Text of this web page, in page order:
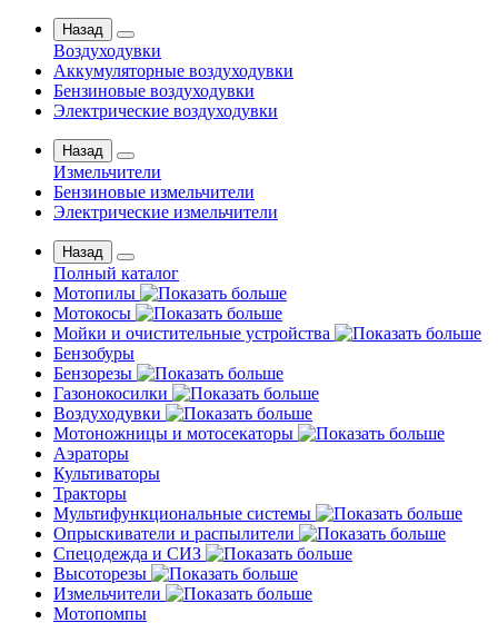
Назад
Воздуходувки
Аккумуляторные воздуходувки
Бензиновые воздуходувки
Электрические воздуходувки
Назад
Измельчители
Бензиновые измельчители
Электрические измельчители
Назад
Полный каталог
Мотопилы
Мотокосы
Мойки и очистительные устройства
Бензобуры
Бензорезы
Газонокосилки
Воздуходувки
Мотоножницы и мотосекаторы
Аэраторы
Культиваторы
Тракторы
Мультифункциональные системы
Опрыскиватели и распылители
Спецодежда и СИЗ
Высоторезы
Измельчители
Мотопомпы